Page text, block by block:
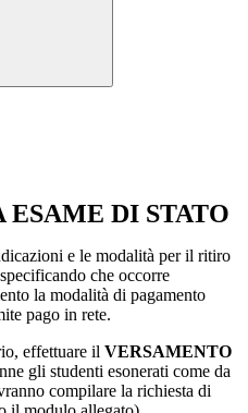
DI STATO
e le modalità per il ritiro
che occorre
la modalità di pagamento
pago in rete.
effettuare il VERSAMENTO
gli studenti esonerati come da
compilare la richiesta di